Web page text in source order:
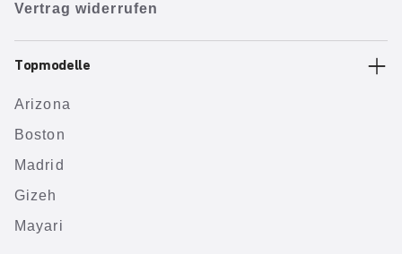
Vertrag widerrufen
Topmodelle
Arizona
Boston
Madrid
Gizeh
Mayari